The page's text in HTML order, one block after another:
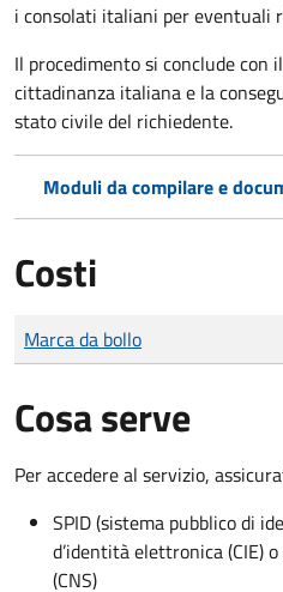
i consolati italiani per eventuali
Il procedimento si conclude con
cittadinanza italiana e la
stato civile del richiedente.
Moduli da compilare e
Costi
Tipo di pagamento
Importo
Marca da bollo
Cosa serve
Per accedere al servizio,
SPID (sistema pubblico di
d’identità elettronica (CIE)
(CNS)